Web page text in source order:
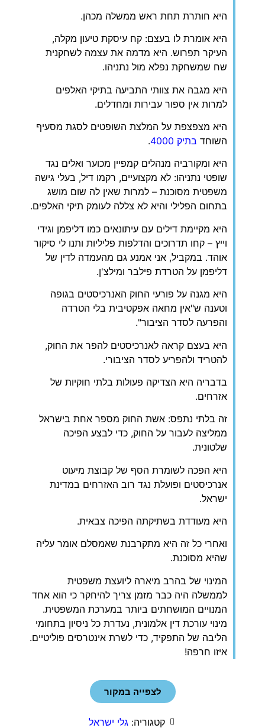
היא חותרת תחת ראש ממשלה מכהן.
היא אומרת לו בעצם: קח עיסקת טיעון מקלה,
העיקר תפרוש. היא מדמה את עצמה לשחקנית
שח שמשחקת נפלא מול נתניהו.
היא מגבה את צוותי התביעה בתיקי האלפים
למרות אין ספור עבירות ומחדלים.
היא מצפצפת על המלצת השופטים לסגת מסעיף
השוחד בתיק 4000
.
היא ומקורביה מנהלים קמפיין מכוער ואלים נגד
שופטי נתניהו: לא מקצועיים, רקמו דיל, בעלי גישה
משפטית מסוכנת – למרות שאין לה שום מושג
בתחום הפלילי והיא לא צללה לעומק תיקי האלפים.
היא מקיימת דילים עם עיתונאים כמו דליפמן וגידי
וייץ – קחו תדרוכים והדלפות פליליות ותנו לי סיקור
אוהד. במקביל, אני אמנע גם מהעמדה לדין של
דליפמן על הטרדת פילבר ומילצ'ן.
היא מגנה על פורעי החוק האנרכיסטים בגופה
וטענה ש"אין מחאה אפקטיבית בלי הטרדה
והפרעה לסדר הציבור".
היא בעצם קראה לאנרכיסטים להפר את החוק,
להטריד ולהפריע לסדר הציבורי.
בדבריה היא הצדיקה פעולות בלתי חוקיות של
אזרחים.
זה בלתי נתפס: אשת החוק מספר אחת בישראל
ממליצה לעבור על החוק, כדי לבצע הפיכה
שלטונית.
היא הפכה לשומרת הסף של קבוצת מיעוט
אנרכיסטים ופועלת נגד רוב האזרחים במדינת
ישראל.
היא מעודדת בשתיקתה הפיכה צבאית.
ואחרי כל זה היא מתקרבנת שאמסלם אומר עליה
שהיא מסוכנת.
המינוי של בהרב מיארה ליועצת משפטית
לממשלה היה כבר מזמן צריך להיחקר כי הוא אחד
המנויים המושחתים ביותר במערכת המשפטית.
מינוי עורכת דין אלמונית, נעדרת כל ניסיון בתחומי
הליבה של התפקיד, כדי לשרת אינטרסים פוליטיים.
איזו חרפה!
לצפייה במקור
קטגוריה: גלי ישראל